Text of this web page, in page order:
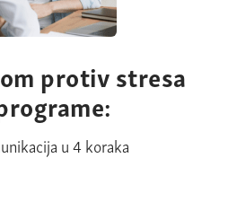
protiv stresa
u 4 koraka